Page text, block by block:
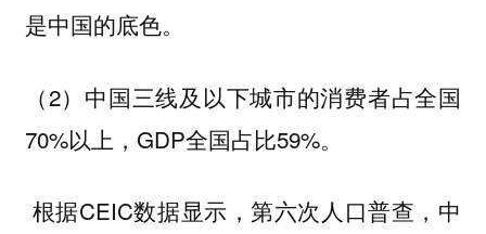
是中国的底色。
（2）中国三线及以下城市的消费者占全国
70%以上，GDP全国占比59%。
根据CEIC数据显示，第六次人口普查，中